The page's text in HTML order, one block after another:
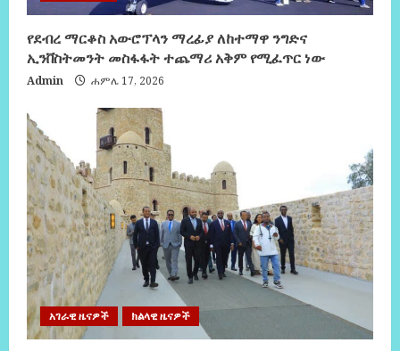
የደብረ ማርቆስ አውሮፕላን ማረፊያ ለከተማዋ ንግድና
ኢንቨስትመንት መስፋፋት ተጨማሪ አቅም የሚፈጥር ነው
Admin ሐምሌ 17, 2026
አገራዊ ዜናዎች ክልላዊ ዜናዎች